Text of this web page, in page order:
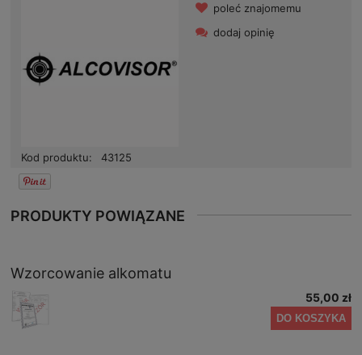
Kod produktu: 43125
poleć znajomemu
dodaj opinię
PRODUKTY POWIĄZANE
Wzorcowanie alkomatu
55,00 zł
DO KOSZYKA